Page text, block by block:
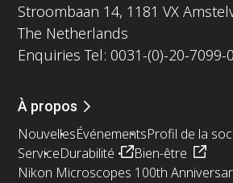
Stroombaan 14, 1181 VX
The Netherlands
Enquiries Tel: 0031-(0)-20-7099-
À propos
NouvellesÉvénementsProfil de la
ServiceDurabilité
Bien-être
Nikon Microscopes 100th